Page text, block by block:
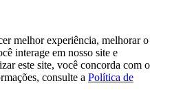
melhor experiência, melhorar o
interage em nosso site e
este site, você concorda com o
consulte a Política de